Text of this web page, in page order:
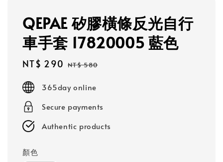
QEPAE 矽膠橫條反光自行
車手套 17820005 藍色
Sale
NT$ 290 Regular
NT$ 580
365day online
Secure payments
Authentic products
顏色